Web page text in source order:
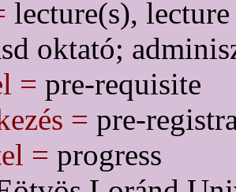
lecture(s), lecture
oktató;
= pre-requisite
= pre-
= progress